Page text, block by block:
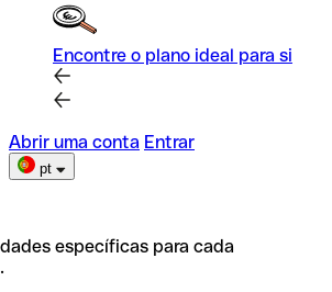
Encontre o plano ideal para si
Abrir uma conta Entrar
pt
específicas para cada